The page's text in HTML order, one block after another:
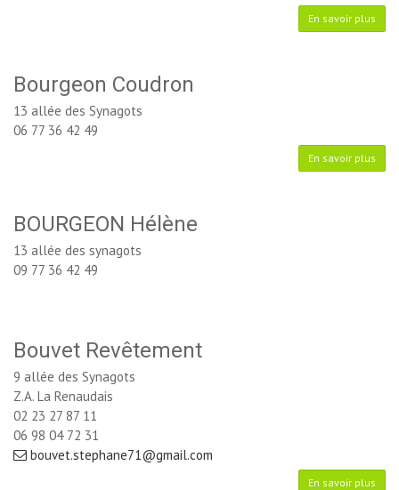
En savoir plus
Bourgeon Coudron
13 allée des Synagots
06 77 36 42 49
En savoir plus
BOURGEON Hélène
13 allée des synagots
09 77 36 42 49
Bouvet Revêtement
9 allée des Synagots
Z.A. La Renaudais
02 23 27 87 11
06 98 04 72 31
bouvet.stephane71@gmail.com
En savoir plus